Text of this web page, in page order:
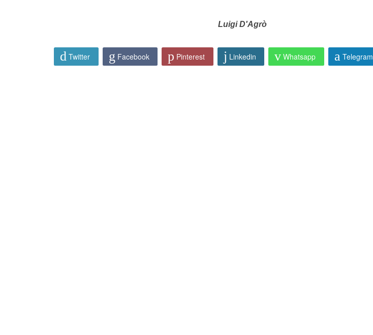
Luigi D'Agrò
Twitter Facebook Pinterest Linkedin Whatsapp Telegram